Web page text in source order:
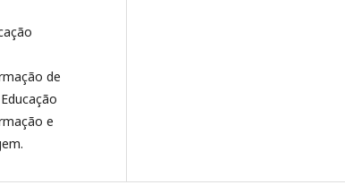
de
e